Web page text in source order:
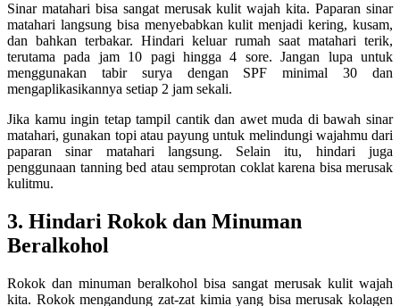
Sinar matahari bisa sangat merusak kulit wajah kita. Paparan sinar
matahari langsung bisa menyebabkan kulit menjadi kering, kusam,
dan bahkan terbakar. Hindari keluar rumah saat matahari terik,
terutama pada jam 10 pagi hingga 4 sore. Jangan lupa untuk
menggunakan tabir surya dengan SPF minimal 30 dan
mengaplikasikannya setiap 2 jam sekali.
Jika kamu ingin tetap tampil cantik dan awet muda di bawah sinar
matahari, gunakan topi atau payung untuk melindungi wajahmu dari
paparan sinar matahari langsung. Selain itu, hindari juga
penggunaan tanning bed atau semprotan coklat karena bisa merusak
kulitmu.
3. Hindari Rokok dan Minuman
Beralkohol
Rokok dan minuman beralkohol bisa sangat merusak kulit wajah
kita. Rokok mengandung zat-zat kimia yang bisa merusak kolagen